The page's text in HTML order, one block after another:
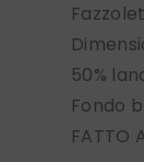
50%
Fondo
FATTO